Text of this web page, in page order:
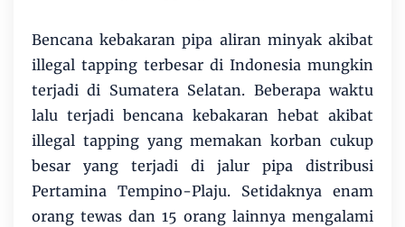
Bencana kebakaran pipa aliran minyak akibat
illegal tapping terbesar di Indonesia mungkin
terjadi di Sumatera Selatan. Beberapa waktu
lalu terjadi bencana kebakaran hebat akibat
illegal tapping yang memakan korban cukup
besar yang terjadi di jalur pipa distribusi
Pertamina Tempino-Plaju. Setidaknya enam
orang tewas dan 15 orang lainnya mengalami